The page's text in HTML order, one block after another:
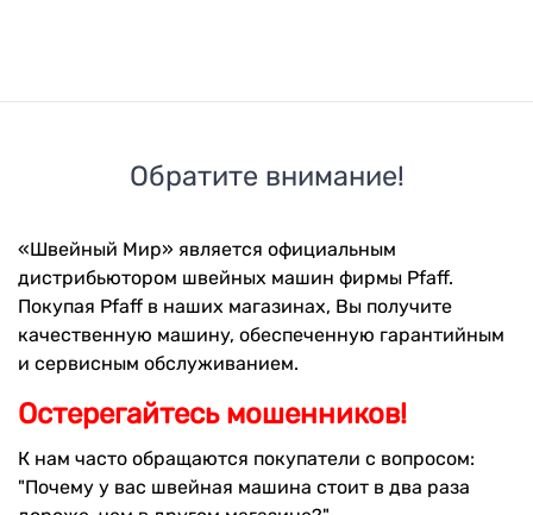
Обратите внимание!
«Швейный Мир» является официальным
дистрибьютором швейных машин фирмы Pfaff.
Покупая Pfaff в наших магазинах, Вы получите
качественную машину, обеспеченную гарантийным
и сервисным обслуживанием.
Остерегайтесь мошенников!
К нам часто обращаются покупатели с вопросом:
"Почему у вас швейная машина стоит в два раза